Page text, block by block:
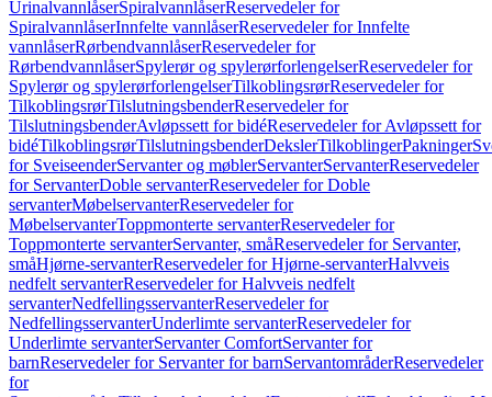
UrinalvannlåserSpiralvannlåserReservedeler for
SpiralvannlåserInnfelte vannlåserReservedeler for Innfelte
vannlåserRørbendvannlåserReservedeler for
RørbendvannlåserSpylerør og spylerørforlengelserReservedeler for
Spylerør og spylerørforlengelserTilkoblingsrørReservedeler for
TilkoblingsrørTilslutningsbenderReservedeler for
TilslutningsbenderAvløpssett for bidéReservedeler for Avløpssett for
bidéTilkoblingsrørTilslutningsbenderDekslerTilkoblingerPakninger
for SveiseenderServanter og møblerServanterServanterReservedeler
for ServanterDoble servanterReservedeler for Doble
servanterMøbelservanterReservedeler for
MøbelservanterToppmonterte servanterReservedeler for
Toppmonterte servanterServanter, småReservedeler for Servanter,
småHjørne-servanterReservedeler for Hjørne-servanterHalvveis
nedfelt servanterReservedeler for Halvveis nedfelt
servanterNedfellingsservanterReservedeler for
NedfellingsservanterUnderlimte servanterReservedeler for
Underlimte servanterServanter ComfortServanter for
barnReservedeler for Servanter for barnServantområderReservedeler
for